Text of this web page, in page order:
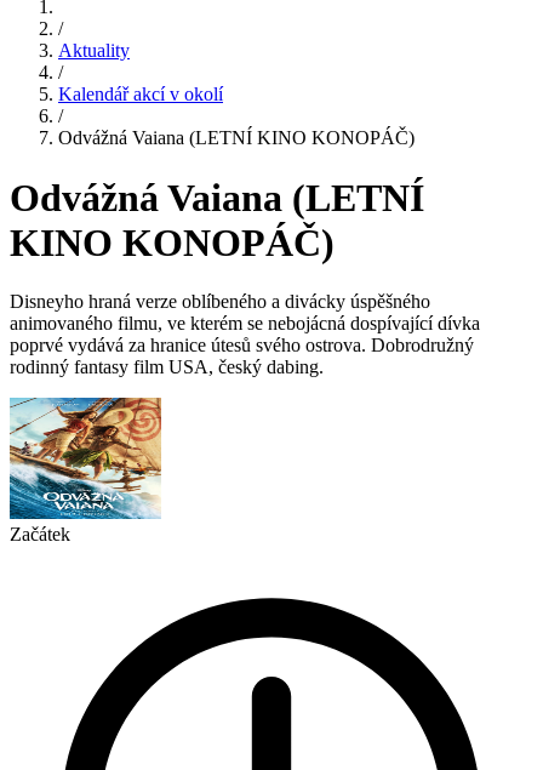
/
Aktuality
/
Kalendář akcí v okolí
/
Odvážná Vaiana (LETNÍ KINO KONOPÁČ)
Odvážná Vaiana (LETNÍ
KINO KONOPÁČ)
Disneyho hraná verze oblíbeného a divácky úspěšného
animovaného filmu, ve kterém se nebojácná dospívající dívka
poprvé vydává za hranice útesů svého ostrova. Dobrodružný
rodinný fantasy film USA, český dabing.
Začátek